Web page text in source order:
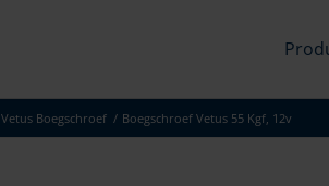
Vetus Boegschroef / Boegschroef Vetus 55 Kgf, 12v